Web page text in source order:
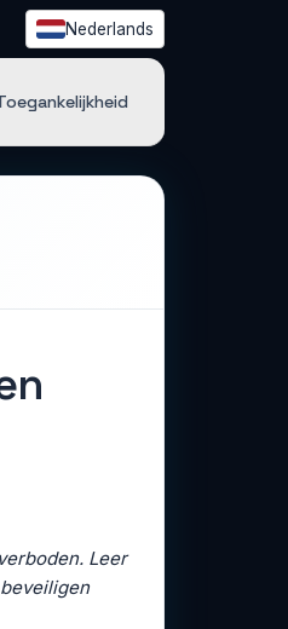
Nederlands
Leer